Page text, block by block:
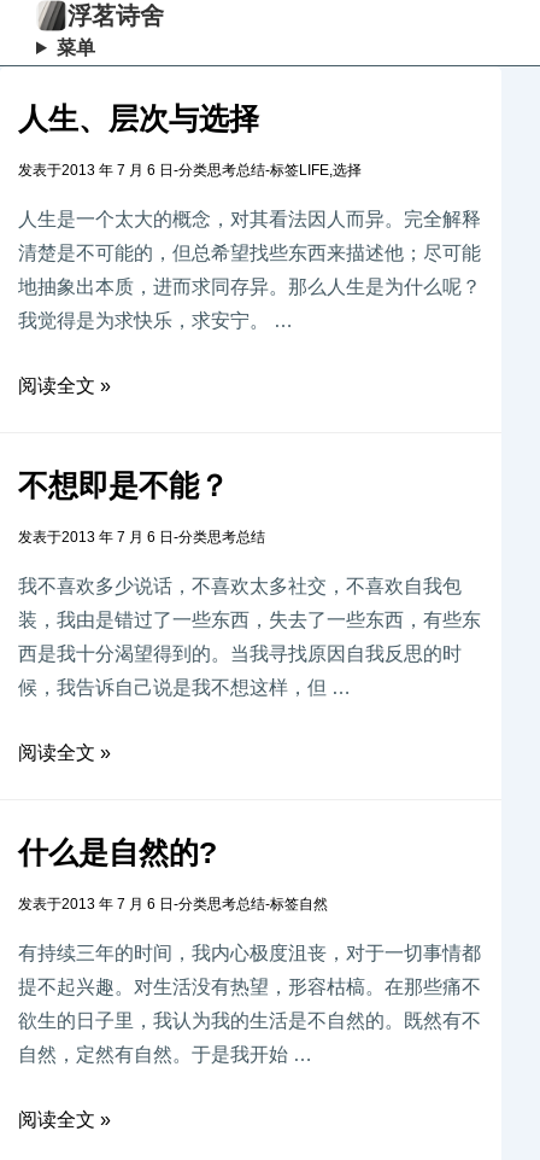
浮茗诗舍
菜单
人生、层次与选择
发表于2013 年 7 月 6 日 -分类思考总结-标签LIFE,选择
人生是一个太大的概念，对其看法因人而异。完全解释
清楚是不可能的，但总希望找些东西来描述他；尽可能
地抽象出本质，进而求同存异。那么人生是为什么呢？
我觉得是为求快乐，求安宁。 …
阅读全文 »
不想即是不能？
发表于2013 年 7 月 6 日 -分类思考总结
我不喜欢多少说话，不喜欢太多社交，不喜欢自我包
装，我由是错过了一些东西，失去了一些东西，有些东
西是我十分渴望得到的。当我寻找原因自我反思的时
候，我告诉自己说是我不想这样，但 …
阅读全文 »
什么是自然的?
发表于2013 年 7 月 6 日 -分类思考总结-标签自然
有持续三年的时间，我内心极度沮丧，对于一切事情都
提不起兴趣。对生活没有热望，形容枯槁。在那些痛不
欲生的日子里，我认为我的生活是不自然的。既然有不
自然，定然有自然。于是我开始 …
阅读全文 »